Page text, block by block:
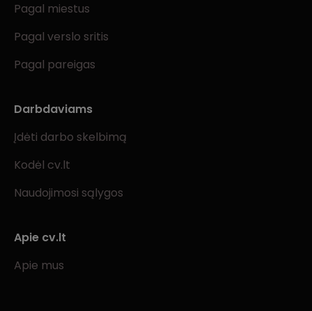
Pagal miestus
Pagal verslo sritis
Pagal pareigas
Darbdaviams
Įdėti darbo skelbimą
Kodėl cv.lt
Naudojimosi sąlygos
Apie cv.lt
Apie mus